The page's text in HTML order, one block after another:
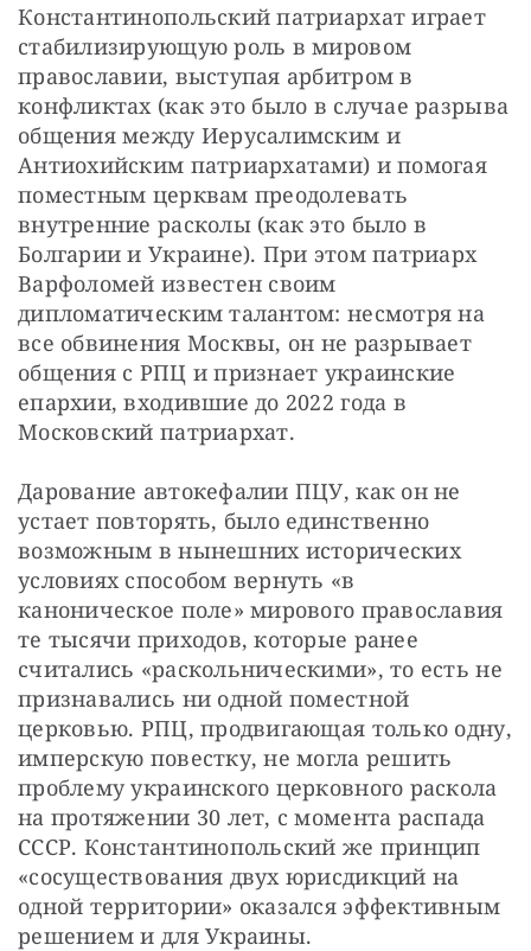
Константинопольский патриархат играет
стабилизирующую роль в мировом
православии, выступая арбитром в
конфликтах (как это было в случае разрыва
общения между Иерусалимским и
Антиохийским патриархатами) и помогая
поместным церквам преодолевать
внутренние расколы (как это было в
Болгарии и Украине). При этом патриарх
Варфоломей известен своим
дипломатическим талантом: несмотря на
все обвинения Москвы, он не разрывает
общения с РПЦ и признает украинские
епархии, входившие до 2022 года в
Московский патриархат.
Дарование автокефалии ПЦУ, как он не
устает повторять, было единственно
возможным в нынешних исторических
условиях способом вернуть «в
каноническое поле» мирового православия
те тысячи приходов, которые ранее
считались «раскольническими», то есть не
признавались ни одной поместной
церковью. РПЦ, продвигающая только одну,
имперскую повестку, не могла решить
проблему украинского церковного раскола
на протяжении 30 лет, с момента распада
СССР. Константинопольский же принцип
«сосуществования двух юрисдикций на
одной территории» оказался эффективным
решением и для Украины.